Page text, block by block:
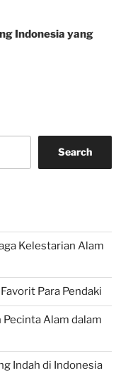
Indonesia yang
Search
Kelestarian Alam
Para Pendaki
Alam dalam
Indah di Indonesia